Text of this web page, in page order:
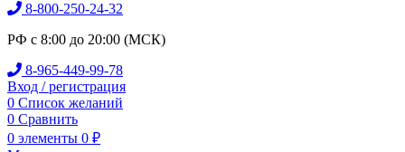
8-800-250-24-32
РФ с 8:00 до 20:00 (МСК)
8-965-449-99-78
Вход / регистрация
0 Список желаний
0 Сравнить
0 элементы 0 ₽